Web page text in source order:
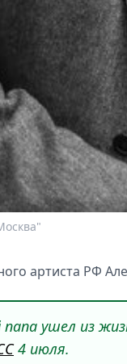
артиста РФ
папа ушел из
4 июля.